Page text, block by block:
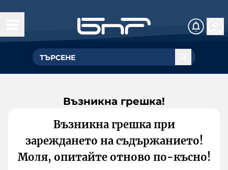
Възникна грешка!
Възникна грешка при
зареждането на съдържанието!
Моля, опитайте отново по-късно!